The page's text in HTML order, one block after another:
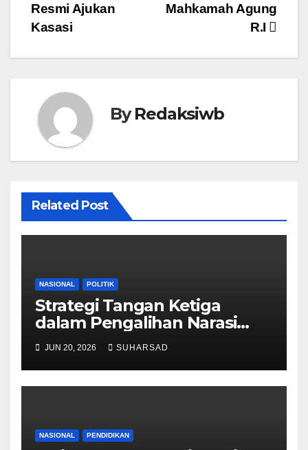
Mahkamah Agung
R.I
Resmi Ajukan
Kasasi
ByRedaksiwb
Related Post
NASIONAL POLITIK
Strategi Tangan Ketiga
dalam Pengalihan Narasi
Kebijakan Publik
JUN 20, 2026 SUHARSAD
NASIONAL PENDIDIKAN